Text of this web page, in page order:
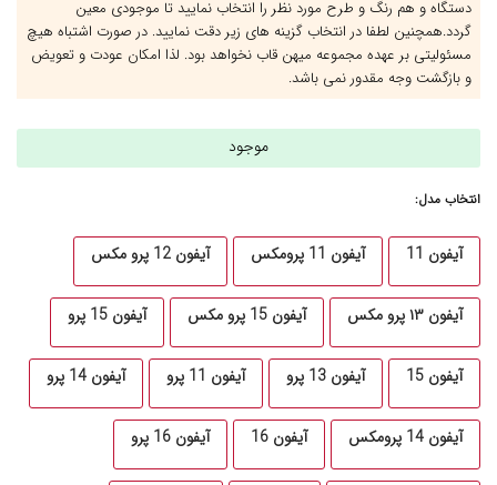
دستگاه و هم رنگ و طرح مورد نظر را انتخاب نمایید تا موجودی معین
گردد.همچنین لطفا در انتخاب گزینه های زیر دقت نمایید. در صورت اشتباه هیچ
مسئولیتی بر عهده مجموعه میهن قاب نخواهد بود. لذا امکان عودت و تعویض
و بازگشت وجه مقدور نمی باشد.
موجود
انتخاب مدل:
آیفون 11 آیفون 11 پرومکس آیفون 12 پرو مکس
آیفون ۱۳ پرو مکس آیفون 15 پرو مکس آیفون 15 پرو
آیفون 15 آیفون 13 پرو آیفون 11 پرو آیفون 14 پرو
آیفون 14 پرومکس آیفون 16 آیفون 16 پرو